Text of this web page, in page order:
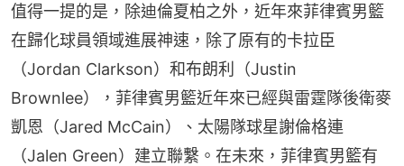
值得一提的是，除迪倫夏柏之外，近年來菲律賓男籃
在歸化球員領域進展神速，除了原有的卡拉臣
（Jordan Clarkson）和布朗利（Justin
Brownlee），菲律賓男籃近年來已經與雷霆隊後衛麥
凱恩（Jared McCain）、太陽隊球星謝倫格連
（Jalen Green）建立聯繫。在未來，菲律賓男籃有